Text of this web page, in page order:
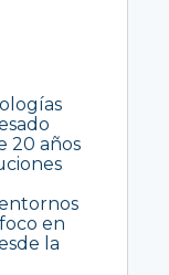
20 años
en
la